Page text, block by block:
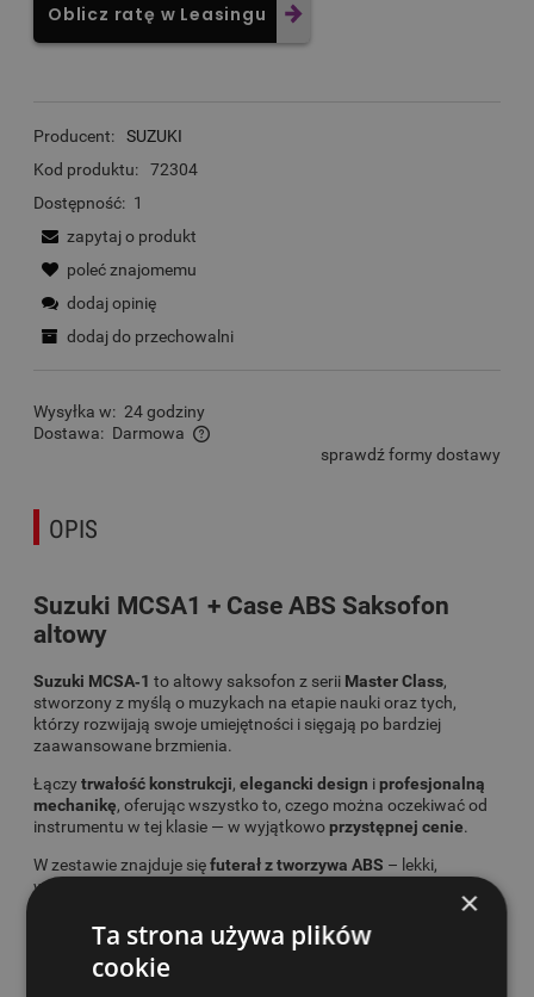
Oblicz ratę w Leasingu
Producent:
SUZUKI
Kod produktu:
72304
Dostępność: 1
zapytaj o produkt
poleć znajomemu
dodaj opinię
dodaj do przechowalni
Wysyłka w: 24 godziny
Dostawa: Darmowa
Cena nie zawiera ewentualnych kosztów płatnościsprawdź formy dostawy
OPIS
Suzuki MCSA1 + Case ABS Saksofon
altowy
Suzuki MCSA‑1 to altowy saksofon z serii Master Class,
stworzony z myślą o muzykach na etapie nauki oraz tych,
którzy rozwijają swoje umiejętności i sięgają po bardziej
zaawansowane brzmienia.
Łączytrwałość konstrukcji, elegancki design iprofesjonalną
mechanikę, oferując wszystko to, czego można oczekiwać od
instrumentu w tej klasie — w wyjątkowoprzystępnej cenie.
W zestawie znajduje sięfuterał z tworzywa ABS – lekki,
wytrzymały i idealny do bezpiecznego transportu instrumentu.
Dołączone
akcesoria konserwacyjne obejmują olej/grease do
smarowania, ściereczkę do czyszczenia oraz dodatkowe
elementy, które pomagają utrzymać saksofon w doskonałej
×
Ta strona używa plików
cookie